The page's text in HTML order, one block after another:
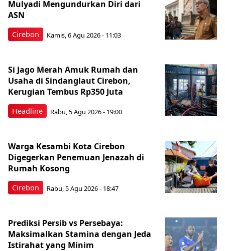
Cirebon
Mulyadi Mengundurkan Diri dari
ASN
Kamis, 6 Agu 2026 - 11:03
Headline
Si Jago Merah Amuk Rumah dan
Usaha di Sindanglaut Cirebon,
Kerugian Tembus Rp350 Juta
Rabu, 5 Agu 2026 - 19:00
Cirebon
Warga Kesambi Kota Cirebon
Digegerkan Penemuan Jenazah di
Rumah Kosong
Rabu, 5 Agu 2026 - 18:47
Prediksi Persib vs Persebaya:
Maksimalkan Stamina dengan Jeda
Istirahat yang Minim